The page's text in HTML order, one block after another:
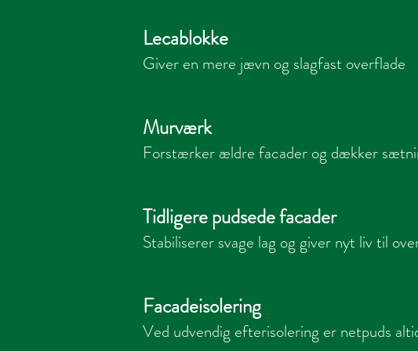
Lecablokke
Giver en mere jævn og slagfast overflade
Murværk
Forstærker ældre facader og dækker
Tidligere pudsede facader
Stabiliserer svage lag og giver nyt liv til
Facadeisolering
Ved udvendig efterisolering er netpuds